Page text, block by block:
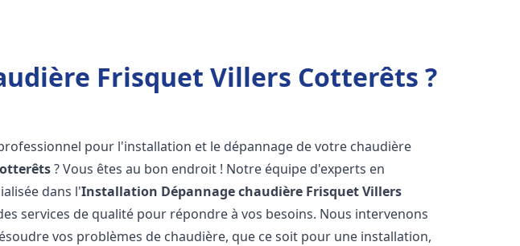
Frisquet Villers Cotterêts ?
pour l'installation et le dépannage de votre chaudière
? Vous êtes au bon endroit ! Notre équipe d'experts en
dans l'Installation Dépannage chaudière FrisquetVillers
services de qualité pour répondre à vos besoins. Nous intervenons
vos problèmes de chaudière, que ce soit pour une installation,